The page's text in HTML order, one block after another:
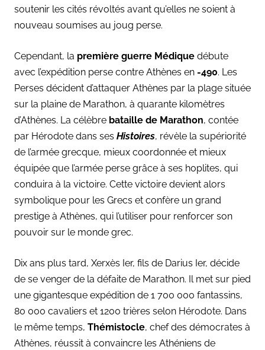
soutenir les cités révoltés avant qu’elles ne soient à
nouveau soumises au joug perse.
Cependant, la première guerre Médique débute
avec l’expédition perse contre Athènes en -490. Les
Perses décident d’attaquer Athènes par la plage située
sur la plaine de Marathon, à quarante kilomètres
d’Athènes. La célèbre bataille de Marathon, contée
par Hérodote dans ses Histoires, révèle la supériorité
de l’armée grecque, mieux coordonnée et mieux
équipée que l’armée perse grâce à ses hoplites, qui
conduira à la victoire. Cette victoire devient alors
symbolique pour les Grecs et confère un grand
prestige à Athènes, qui l’utiliser pour renforcer son
pouvoir sur le monde grec.
Dix ans plus tard, Xerxès Ier, fils de Darius Ier, décide
de se venger de la défaite de Marathon. Il met sur pied
une gigantesque expédition de 1 700 000 fantassins,
80 000 cavaliers et 1200 trières selon Hérodote. Dans
le même temps, Thémistocle, chef des démocrates à
Athènes, réussit à convaincre les Athéniens de